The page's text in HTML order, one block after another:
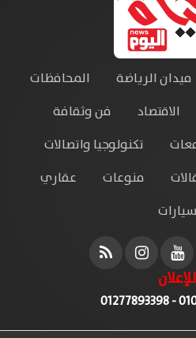
ميدان الرياضة
المحافظات
الاقتصاد
فن وثقافة
تكنولوجيا واتصالات
منوعات
عقاري
سيارات
للإعلان